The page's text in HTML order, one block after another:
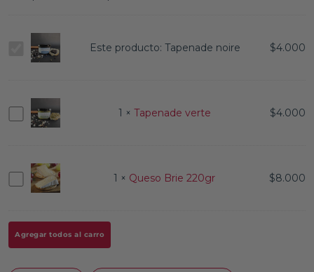
Tapenade
noire
Este producto: Tapenade noire $4.000
Tapenade
verte
1 ×Tapenade verte $4.000
Queso
1 × Queso Brie 220gr $8.000
Agregar todos al carro